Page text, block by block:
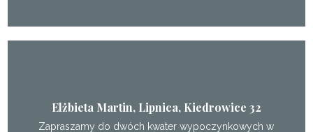
Elżbieta Martin, Lipnica, Kiedrowice 32
Zapraszamy do dwóch kwater wypoczynkowych w